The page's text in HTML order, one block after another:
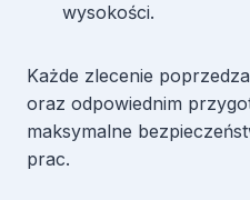
wysokości.
Każde zlecenie
oraz odpowiednim
maksymalne
prac.